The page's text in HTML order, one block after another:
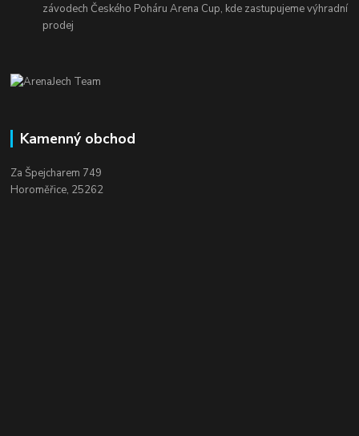
závodech Českého Poháru Arena Cup, kde zastupujeme výhradní
prodej
Kamenný obchod
Za Špejcharem 749
Horoměřice, 25262